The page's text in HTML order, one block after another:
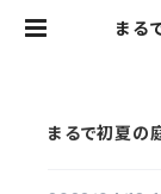
まる
まるで初夏の